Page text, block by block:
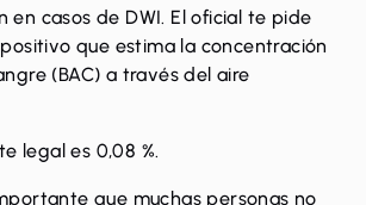
en casos de DWI. El oficial te pide
que estima la concentración
(BAC) a través del aire
legal es 0,08 %.
que muchas personas no